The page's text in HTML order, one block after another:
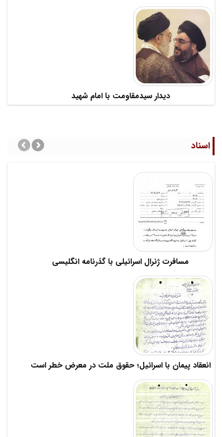
دیدار سیدمقاومت با امام شهید
اسناد
مسافرت ژنرال اسرائیلی با گذرنامه انگلیسی
انعقاد پیمان با اسرائیل؛ حقوق ملت در معرض خطر است